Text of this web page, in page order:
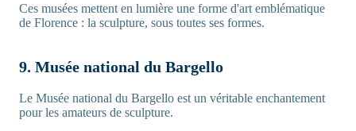
Ces musées mettent en lumière une forme d'art emblématique
de Florence : la sculpture, sous toutes ses formes.
9. Musée national du Bargello
Le Musée national du Bargello est un véritable enchantement
pour les amateurs de sculpture.